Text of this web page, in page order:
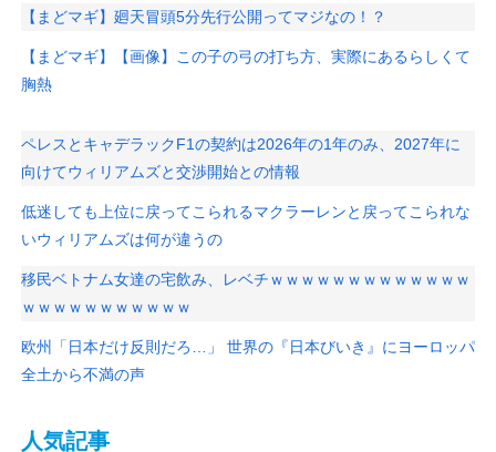
【まどマギ】廻天冒頭5分先行公開ってマジなの！？
【まどマギ】【画像】この子の弓の打ち方、実際にあるらしくて
胸熱
ペレスとキャデラックF1の契約は2026年の1年のみ、2027年に
向けてウィリアムズと交渉開始との情報
低迷しても上位に戻ってこられるマクラーレンと戻ってこられな
いウィリアムズは何が違うの
移民ベトナム女達の宅飲み、レベチｗｗｗｗｗｗｗｗｗｗｗｗｗ
ｗｗｗｗｗｗｗｗｗｗｗ
欧州「日本だけ反則だろ…」 世界の『日本びいき』にヨーロッパ
全土から不満の声
人気記事